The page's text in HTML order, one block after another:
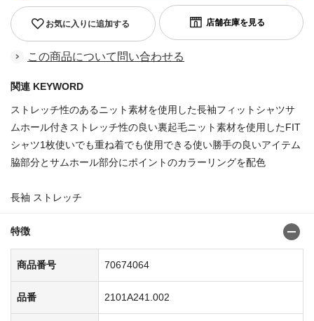
お気に入りに追加する
この商品について問い合わせる
関連 KEYWORD
ストレッチ性のあるニット素材を使用した長袖フィットシャツサ
ムホール付きストレッチ性の良い裏起毛ニット素材を使用したFIT
シャツ1枚使いでも重ね着でも使用できる使い勝手の良いアイテム
脇部分とサムホール部分にポイントのカラーリングを配色
長袖 ストレッチ
特徴
商品番号 70674064
品番 2101A241.002